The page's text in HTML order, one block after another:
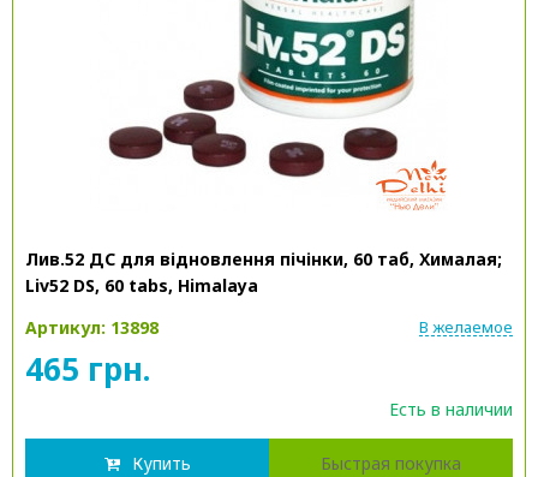
Лив.52 ДС для відновлення пічінки, 60 таб, Хималая;
Liv52 DS, 60 tabs, Himalaya
Артикул: 13898
В желаемое
465 грн.
Есть в наличии
Купить Быстрая покупка